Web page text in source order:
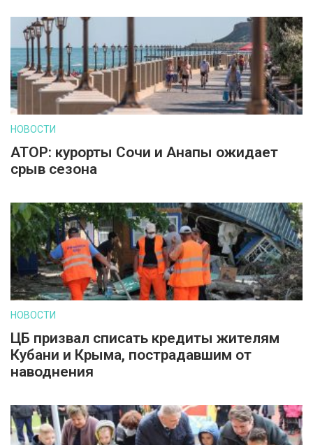
НОВОСТИ
АТОР: курорты Сочи и Анапы ожидает
срыв сезона
НОВОСТИ
ЦБ призвал списать кредиты жителям
Кубани и Крыма, пострадавшим от
наводнения